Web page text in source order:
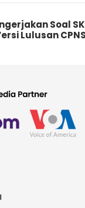
Soal
Lulusan CPNS